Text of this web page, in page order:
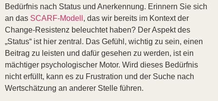
Bedürfnis nach Status und Anerkennung. Erinnern Sie sich
an das SCARF-Modell , das wir bereits im Kontext der
Change-Resistenz beleuchtet haben? Der Aspekt des
„Status“ ist hier zentral. Das Gefühl, wichtig zu sein, einen
Beitrag zu leisten und dafür gesehen zu werden, ist ein
mächtiger psychologischer Motor. Wird dieses Bedürfnis
nicht erfüllt, kann es zu Frustration und der Suche nach
Wertschätzung an anderer Stelle führen.